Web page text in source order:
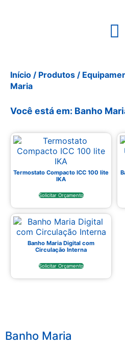
Início / Produtos /
Maria
Você está em: Banho
Termostato Compacto ICC 100 lite
IKA
Solicitar Orçamento
Banho Maria Digital com
Circulação Interna
Solicitar Orçamento
Banho Maria